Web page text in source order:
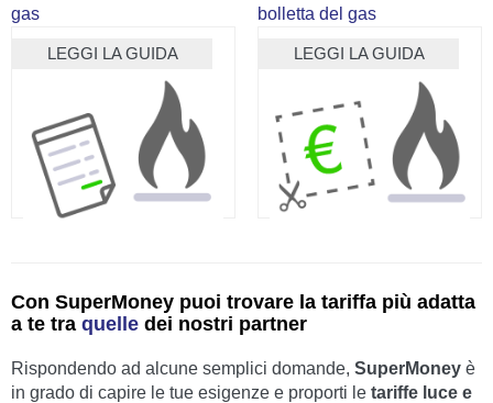
gas
LEGGI LA GUIDA
bolletta del gas
LEGGI LA GUIDA
Con SuperMoney puoi trovare la tariffa più adatta
a te tra quelle dei nostri partner
Rispondendo ad alcune semplici domande, SuperMoney è
in grado di capire le tue esigenze e proporti le tariffe luce e